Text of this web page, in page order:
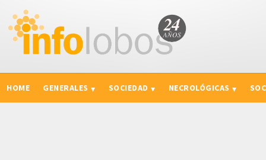
HOME GENERALES SOCIEDAD NECROLÓGICAS